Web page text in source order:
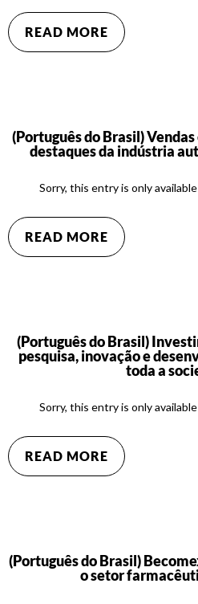
READ MORE
(Português do Brasil)
destaques da indústria
Sorry, this entry is only
READ MORE
(Português do Brasil)
pesquisa, inovação e
toda a
Sorry, this entry is only
READ MORE
(Português do Brasil)
o setor